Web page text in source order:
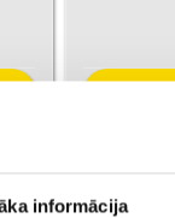
informācija